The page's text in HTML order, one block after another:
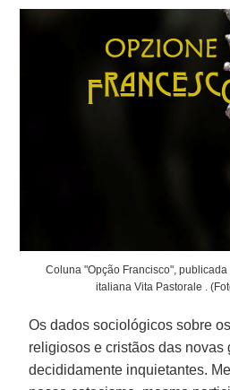
Coluna "Opção Francisco",
italiana Vita Pastorale .
Os dados sociológicos sobre
religiosos e cristãos das novas
decididamente inquietantes.